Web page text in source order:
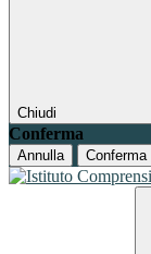
Chiudi
Conferma
Annulla Conferma